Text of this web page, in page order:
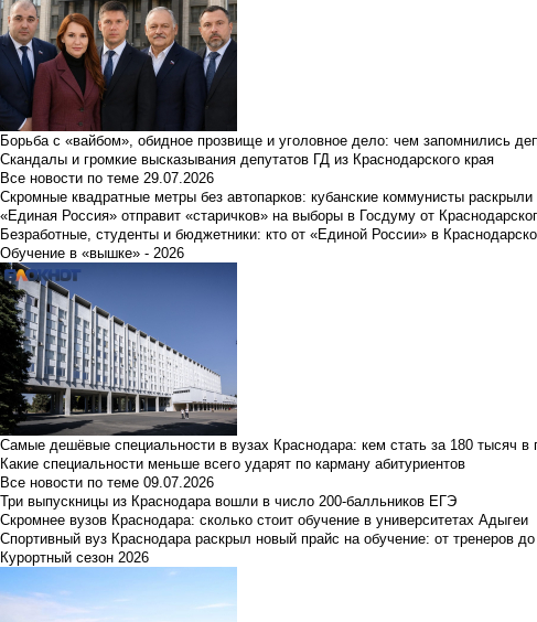
Борьба с «вайбом», обидное прозвище и уголовное дело: чем запомнились
Скандалы и громкие высказывания депутатов ГД из Краснодарского края
Все новости по теме 29.07.2026
Скромные квадратные метры без автопарков: кубанские коммунисты
«Единая Россия» отправит «старичков» на выборы в Госдуму от
Безработные, студенты и бюджетники: кто от «Единой России» в
Обучение в «вышке» - 2026
Самые дешёвые специальности в вузах Краснодара: кем стать за 180 тысяч в
Какие специальности меньше всего ударят по карману абитуриентов
Все новости по теме 09.07.2026
Три выпускницы из Краснодара вошли в число 200-балльников ЕГЭ
Скромнее вузов Краснодара: сколько стоит обучение в университетах Адыгеи
Спортивный вуз Краснодара раскрыл новый прайс на обучение: от тренеров
Курортный сезон 2026